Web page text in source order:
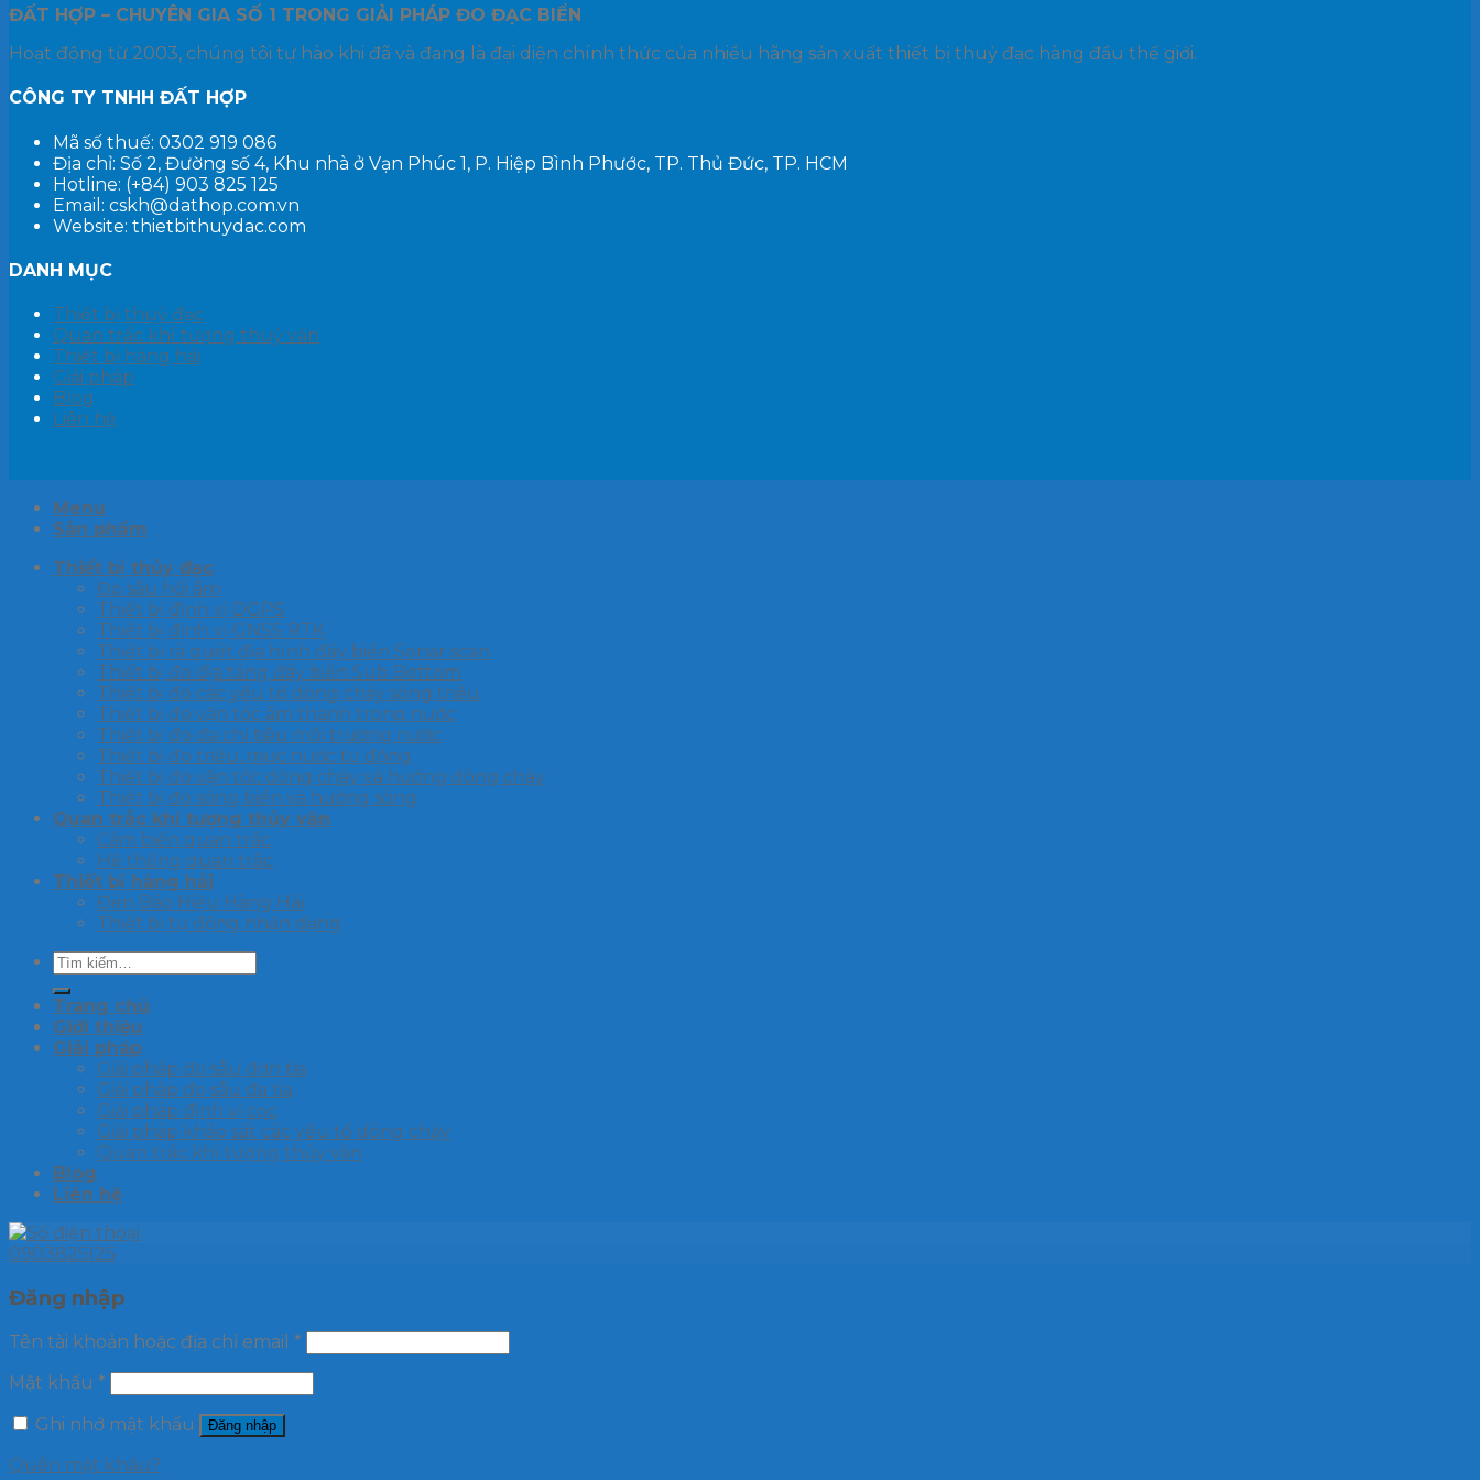
ĐẤT HỢP – CHUYÊN GIA SỐ 1 TRONG GIẢI PHÁP ĐO ĐẠC BIỂN
Hoạt động từ 2003, chúng tôi tự hào khi đã và đang là đại diện chính thức của nhiều hãng sản xuất thiết bị thuỷ đạc hàng đầu thế giới.
CÔNG TY TNHH ĐẤT HỢP
Mã số thuế: 0302 919 086
Địa chỉ: Số 2, Đường số 4, Khu nhà ở Vạn Phúc 1, P. Hiệp Bình Phước, TP. Thủ Đức, TP. HCM
Hotline: (+84) 903 825 125
Email: cskh@dathop.com.vn
Website: thietbithuydac.com
DANH MỤC
Thiết bị thuỷ đạc
Quan trắc khí tượng thuỷ văn
Thiết bị hàng hải
Giải pháp
Blog
Liên hệ
Menu
Sản phẩm
Thiết bị thủy đạc
Đo sâu hồi âm
Thiết bị định vị DGPS
Thiết bị định vị GNSS RTK
Thiết bị rà quét địa hình đáy biển Sonar scan
Thiết bị đo địa tầng đáy biển Sub Bottom
Thiết bị đo các yếu tố dòng chảy sóng triều
Thiết bị đo vận tốc âm thanh trong nước
Thiết bị đo đa chỉ tiêu môi trường nước
Thiết bị đo triều, mực nước tự động
Thiết bị đo vận tốc dòng chảy và hướng dòng chảy
Thiết bị đo sóng biển và hướng sóng
Quan trắc khí tượng thủy văn
Cảm biến quan trắc
Hệ thống quan trắc
Thiết bị hàng hải
Đèn Báo Hiệu Hàng Hải
Thiết bị tự động nhận dạng
Tìm
kiếm:
Trang chủ
Giới thiệu
Giải pháp
Giải pháp đo sâu đơn tia
Giải pháp đo sâu đa tia
Giải pháp định vị cọc
Giải pháp khảo sát các yếu tố dòng chảy
Quan trắc khí tượng thủy văn
Blog
Liên hệ
0903825125
Đăng nhập
Tên tài khoản hoặc địa chỉ email *
Mật khẩu *
Ghi nhớ mật khẩu
Đăng nhập
Quên mật khẩu?